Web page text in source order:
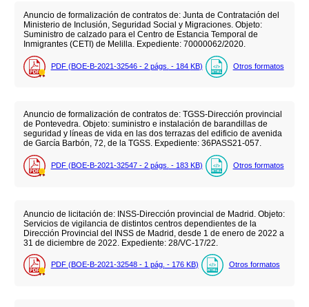
Anuncio de formalización de contratos de: Junta de Contratación del
Ministerio de Inclusión, Seguridad Social y Migraciones. Objeto:
Suministro de calzado para el Centro de Estancia Temporal de
Inmigrantes (CETI) de Melilla. Expediente: 70000062/2020.
PDF (BOE-B-2021-32546 - 2 págs. - 184 KB) Otros formatos
Anuncio de formalización de contratos de: TGSS-Dirección provincial
de Pontevedra. Objeto: suministro e instalación de barandillas de
seguridad y líneas de vida en las dos terrazas del edificio de avenida
de García Barbón, 72, de la TGSS. Expediente: 36PASS21-057.
PDF (BOE-B-2021-32547 - 2 págs. - 183 KB) Otros formatos
Anuncio de licitación de: INSS-Dirección provincial de Madrid. Objeto:
Servicios de vigilancia de distintos centros dependientes de la
Dirección Provincial del INSS de Madrid, desde 1 de enero de 2022 a
31 de diciembre de 2022. Expediente: 28/VC-17/22.
PDF (BOE-B-2021-32548 - 1 pág. - 176 KB) Otros formatos